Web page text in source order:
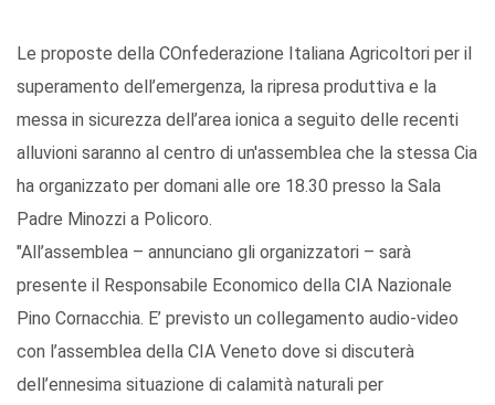
Le proposte della COnfederazione Italiana Agricoltori per il
superamento dell’emergenza, la ripresa produttiva e la
messa in sicurezza dell’area ionica a seguito delle recenti
alluvioni saranno al centro di un'assemblea che la stessa Cia
ha organizzato per domani alle ore 18.30 presso la Sala
Padre Minozzi a Policoro.
"All’assemblea – annunciano gli organizzatori – sarà
presente il Responsabile Economico della CIA Nazionale
Pino Cornacchia. E’ previsto un collegamento audio-video
con l’assemblea della CIA Veneto dove si discuterà
dell’ennesima situazione di calamità naturali per